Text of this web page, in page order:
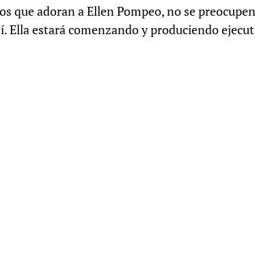
que adoran a Ellen Pompeo, no se
Ella estará comenzando y produciendo